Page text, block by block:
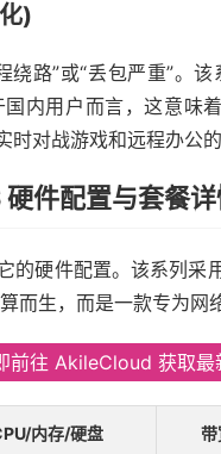
)
绕路”或“丢包严重”。
内用户而言，这意
对战游戏和远程办公的
件配置与套餐
的硬件配置。该系列采
而生，而是一款专为网
前往 AkileCloud 获取最
内存/硬盘